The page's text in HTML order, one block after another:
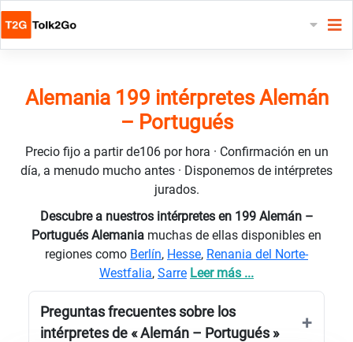
Alemania 199 intérpretes Alemán
– Portugués
Precio fijo a partir de106 por hora · Confirmación en un
día, a menudo mucho antes · Disponemos de intérpretes
jurados.
Descubre a nuestros intérpretes en 199 Alemán –
Portugués Alemania muchas de ellas disponibles en
regiones como Berlín, Hesse, Renania del Norte-
Westfalia, Sarre Leer más ...
Preguntas frecuentes sobre los
intérpretes de « Alemán – Portugués »